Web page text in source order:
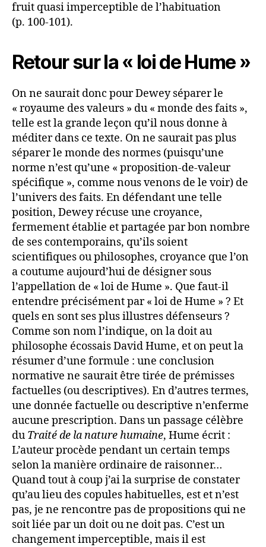
fruit quasi imperceptible de l’habituation
(p. 100-101).
Retour sur la « loi de Hume »
On ne saurait donc pour Dewey séparer le
« royaume des valeurs » du « monde des faits »,
telle est la grande leçon qu’il nous donne à
méditer dans ce texte. On ne saurait pas plus
séparer le monde des normes (puisqu’une
norme n’est qu’une « proposition-de-valeur
spécifique », comme nous venons de le voir) de
l’univers des faits. En défendant une telle
position, Dewey récuse une croyance,
fermement établie et partagée par bon nombre
de ses contemporains, qu’ils soient
scientifiques ou philosophes, croyance que l’on
a coutume aujourd’hui de désigner sous
l’appellation de « loi de Hume ». Que faut-il
entendre précisément par « loi de Hume » ? Et
quels en sont ses plus illustres défenseurs ?
Comme son nom l’indique, on la doit au
philosophe écossais David Hume, et on peut la
résumer d’une formule : une conclusion
normative ne saurait être tirée de prémisses
factuelles (ou descriptives). En d’autres termes,
une donnée factuelle ou descriptive n’enferme
aucune prescription. Dans un passage célèbre
du Traité de la nature humaine, Hume écrit :
L’auteur procède pendant un certain temps
selon la manière ordinaire de raisonner…
Quand tout à coup j’ai la surprise de constater
qu’au lieu des copules habituelles, est et n’est
pas, je ne rencontre pas de propositions qui ne
soit liée par un doit ou ne doit pas. C’est un
changement imperceptible, mais il est